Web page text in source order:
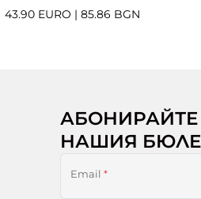
43.90 EURO | 85.86 BGN
АБОНИРАЙТЕ
НАШИЯ
Email *